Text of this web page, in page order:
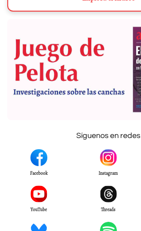
Síguenos en redes
Facebook Instagram
YouTube Threads